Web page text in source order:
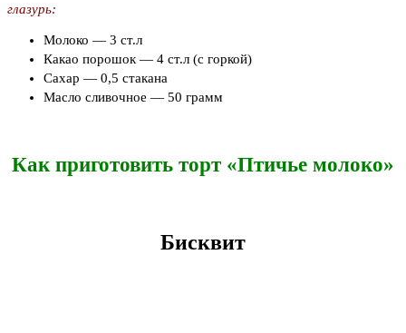
глазурь:
Молоко — 3 ст.л
Какао порошок — 4 ст.л (с горкой)
Сахар — 0,5 стакана
Масло сливочное — 50 грамм
Как приготовить торт «Птичье молоко»
Бисквит